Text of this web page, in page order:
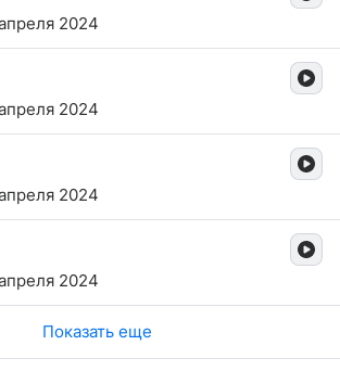
2024
2024
2024
2024
Показать еще